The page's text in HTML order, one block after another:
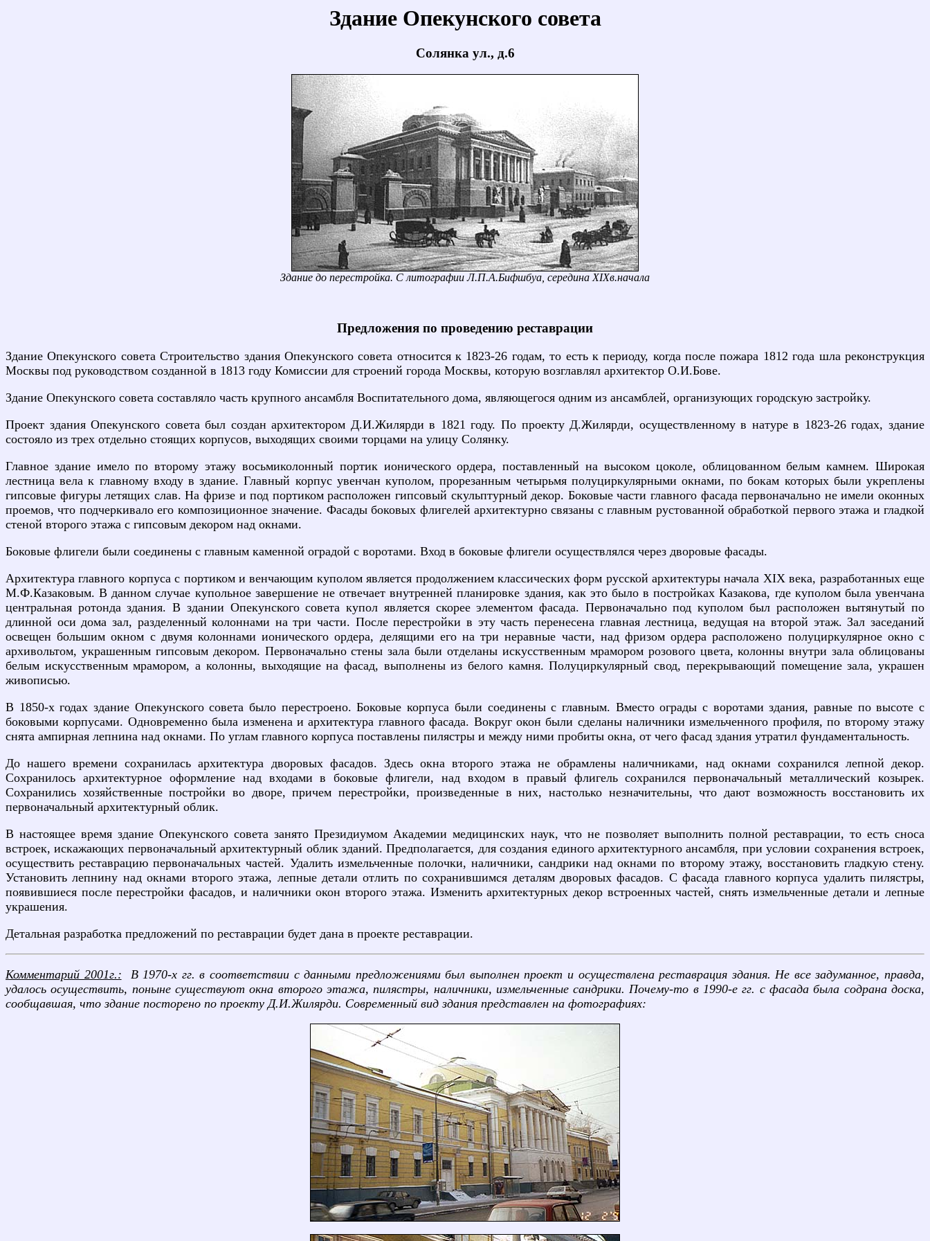
Здание Опекунского совета
Солянка ул., д.6
Здание до перестройка. С литографии Л.П.А.Бифшбуа, середина XIXв.начала
Предложения по проведению реставрации
Здание Опекунского совета Строительство здания Опекунского совета относится к 1823-26 годам, то есть к периоду, когда после пожара 1812 года шла реконструкция
Москвы под руководством созданной в 1813 году Комиссии для строений города Москвы, которую возглавлял архитектор О.И.Бове.
Здание Опекунского совета составляло часть крупного ансамбля Воспитательного дома, являющегося одним из ансамблей, организующих городскую застройку.
Проект здания Опекунского совета был создан архитектором Д.И.Жилярди в 1821 году. По проекту Д.Жилярди, осуществленному в натуре в 1823-26 годах, здание
состояло из трех отдельно стоящих корпусов, выходящих своими торцами на улицу Солянку.
Главное здание имело по второму этажу восьмиколонный портик ионического ордера, поставленный на высоком цоколе, облицованном белым камнем. Широкая
лестница вела к главному входу в здание. Главный корпус увенчан куполом, прорезанным четырьмя полуциркулярными окнами, по бокам которых были укреплены
гипсовые фигуры летящих слав. На фризе и под портиком расположен гипсовый скульптурный декор. Боковые части главного фасада первоначально не имели оконных
проемов, что подчеркивало его композиционное значение. Фасады боковых флигелей архитектурно связаны с главным рустованной обработкой первого этажа и гладкой
стеной второго этажа с гипсовым декором над окнами.
Боковые флигели были соединены с главным каменной оградой с воротами. Вход в боковые флигели осуществлялся через дворовые фасады.
Архитектура главного корпуса с портиком и венчающим куполом является продолжением классических форм русской архитектуры начала XIX века, разработанных еще
М.Ф.Казаковым. В данном случае купольное завершение не отвечает внутренней планировке здания, как это было в постройках Казакова, где куполом была увенчана
центральная ротонда здания. В здании Опекунского совета купол является скорее элементом фасада. Первоначально под куполом был расположен вытянутый по
длинной оси дома зал, разделенный колоннами на три части. После перестройки в эту часть перенесена главная лестница, ведущая на второй этаж. Зал заседаний
освещен большим окном с двумя колоннами ионического ордера, делящими его на три неравные части, над фризом ордера расположено полуциркулярное окно с
архивольтом, украшенным гипсовым декором. Первоначально стены зала были отделаны искусственным мрамором розового цвета, колонны внутри зала облицованы
белым искусственным мрамором, а колонны, выходящие на фасад, выполнены из белого камня. Полуциркулярный свод, перекрывающий помещение зала, украшен
живописью.
В 1850-х годах здание Опекунского совета было перестроено. Боковые корпуса были соединены с главным. Вместо ограды с воротами здания, равные по высоте с
боковыми корпусами. Одновременно была изменена и архитектура главного фасада. Вокруг окон были сделаны наличники измельченного профиля, по второму этажу
снята ампирная лепнина над окнами. По углам главного корпуса поставлены пилястры и между ними пробиты окна, от чего фасад здания утратил фундаментальность.
До нашего времени сохранилась архитектура дворовых фасадов. Здесь окна второго этажа не обрамлены наличниками, над окнами сохранился лепной декор.
Сохранилось архитектурное оформление над входами в боковые флигели, над входом в правый флигель сохранился первоначальный металлический козырек.
Сохранились хозяйственные постройки во дворе, причем перестройки, произведенные в них, настолько незначительны, что дают возможность восстановить их
первоначальный архитектурный облик.
В настоящее время здание Опекунского совета занято Президиумом Академии медицинских наук, что не позволяет выполнить полной реставрации, то есть сноса
встроек, искажающих первоначальный архитектурный облик зданий. Предполагается, для создания единого архитектурного ансамбля, при условии сохранения встроек,
осуществить реставрацию первоначальных частей. Удалить измельченные полочки, наличники, сандрики над окнами по второму этажу, восстановить гладкую стену.
Установить лепнину над окнами второго этажа, лепные детали отлить по сохранившимся деталям дворовых фасадов. С фасада главного корпуса удалить пилястры,
появившиеся после перестройки фасадов, и наличники окон второго этажа. Изменить архитектурных декор встроенных частей, снять измельченные детали и лепные
украшения.
Детальная разработка предложений по реставрации будет дана в проекте реставрации.
Комментарий 2001г.: В 1970-х гг. в соответствии с данными предложениями был выполнен проект и осуществлена реставрация здания. Не все задуманное, правда,
удалось осуществить, поныне существуют окна второго этажа, пилястры, наличники, измельченные сандрики. Почему-то в 1990-е гг. с фасада была содрана доска,
сообщавшая, что здание посторено по проекту Д.И.Жилярди. Современный вид здания представлен на фотографиях: